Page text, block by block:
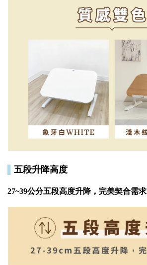
五段升降高度
27~39公分五段高度升降，完美契合需求